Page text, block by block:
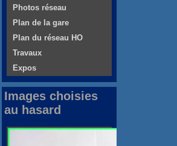
Photos réseau
Plan de la gare
Plan du réseau HO
Travaux
Expos
Images choisies
au hasard